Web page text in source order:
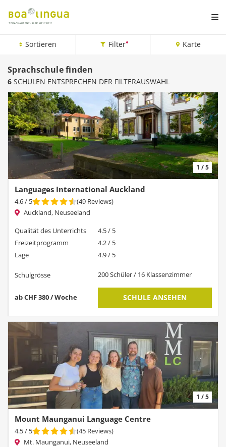
Sortieren Filter Karte
Sprachschule finden
6 SCHULEN ENTSPRECHEN DER FILTERAUSWAHL
1 / 5
Languages International Auckland
4.6/ 5 (49 Reviews)
Auckland, Neuseeland
Qualität des Unterrichts
4.5 / 5
Freizeitprogramm
4.2 / 5
Lage
4.9 / 5
Schulgrösse 200 Schüler / 16 Klassenzimmer
ab CHF 380 / Woche SCHULE ANSEHEN
1 / 5
Mount Maunganui Language Centre
4.5/ 5 (45 Reviews)
Mt. Maunganui, Neuseeland